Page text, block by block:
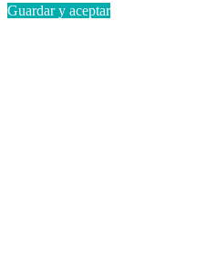
Guardar y aceptar